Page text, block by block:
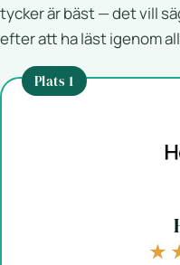
tycker är bäst — det vill
efter att ha läst igenom
Plats 1